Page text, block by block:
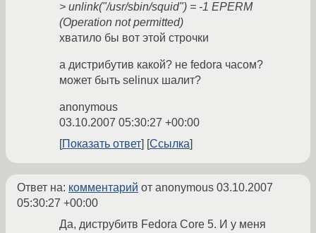
> unlink("/usr/sbin/squid") = -1 EPERM
(Operation not permitted)
хватило бы вот этой строчки
а дистрибутив какой? не fedora часом?
может быть selinux шалит?
anonymous
03.10.2007 05:30:27 +00:00
Показать ответ
Ссылка
Ответ на: комментарий от anonymous 03.10.2007
05:30:27 +00:00
Да, диструбитв Fedora Core 5. И у меня